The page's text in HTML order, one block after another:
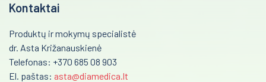
Kontaktai
Produktų ir mokymų specialistė
dr. Asta Križanauskienė
Telefonas: +370 685 08 903
El. paštas: asta@diamedica.lt